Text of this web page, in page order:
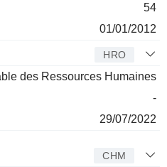
54
01/01/2012
HRO
des Ressources Humaines
-
29/07/2022
CHM